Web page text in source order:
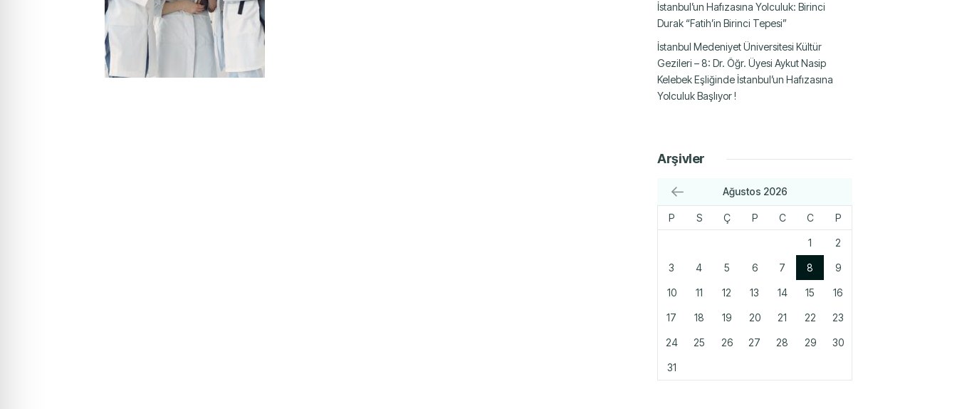
İstanbul’un Hafızasına Yolculuk: Birinci
Durak “Fatih’in Birinci Tepesi”
İstanbul Medeniyet Üniversitesi Kültür
Gezileri – 8: Dr. Öğr. Üyesi Aykut Nasip
Kelebek Eşliğinde İstanbul’un Hafızasına
Yolculuk Başlıyor !
Arşivler
Ağustos 2026
P S Ç P C C P
1 2
3 4 5 6 7 8 9
10 11 12 13 14 15 16
17 18 19 20 21 22 23
24 25 26 27 28 29 30
31